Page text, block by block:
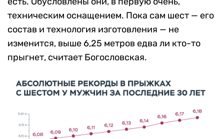
техническим оснащением. Пока сам шест — его
состав и технология изготовления — не
изменится, выше 6,25 метров едва ли кто-то
прыгнет, считает Богословская.